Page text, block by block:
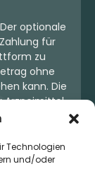
Technologien
und/oder
Der optionale
für
zu
ohne
kann. Die
Arzneimittel
stellt
dient